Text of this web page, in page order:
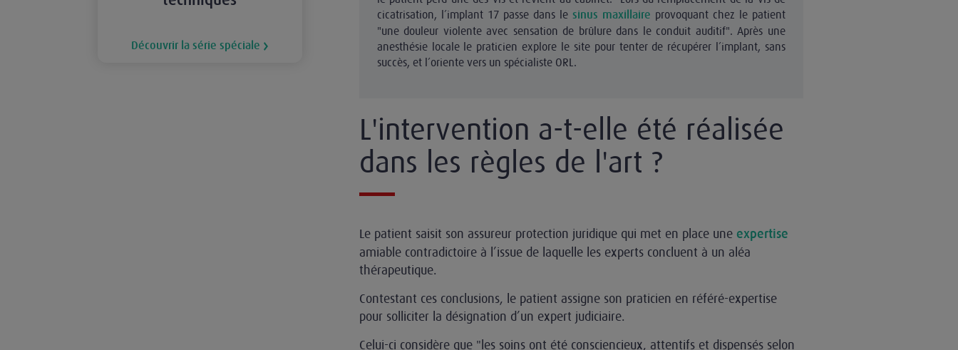
Découvrir la série spéciale
cicatrisation, l’implant 17 passe dans le sinus maxillaire provoquant chez le patient
"une douleur violente avec sensation de brûlure dans le conduit auditif". Après une
anesthésie locale le praticien explore le site pour tenter de récupérer l’implant, sans
succès, et l’oriente vers un spécialiste ORL.
L'intervention a-t-elle été réalisée
dans les règles de l'art ?
Le patient saisit son assureur protection juridique qui met en place une expertise
amiable contradictoire à l’issue de laquelle les experts concluent à un aléa
thérapeutique.
Contestant ces conclusions, le patient assigne son praticien en référé-expertise
pour solliciter la désignation d’un expert judiciaire.
Celui-ci considère que "les soins ont été consciencieux, attentifs et dispensés selon